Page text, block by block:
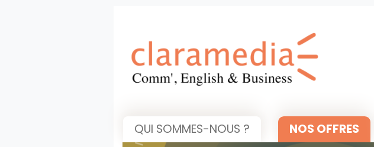
QUI SOMMES-NOUS ? NOS OFFRES